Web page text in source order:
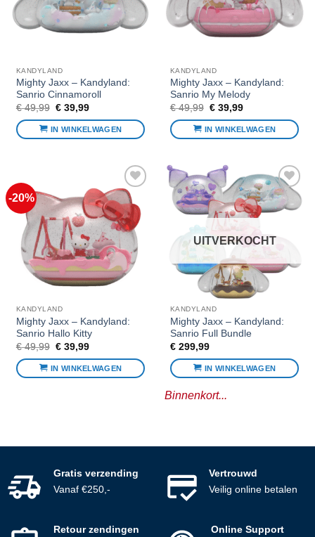
KANDYLAND
Mighty Jaxx – Kandyland:
Sanrio Cinnamoroll
€49,99 Oorspronkelijke
was:
€ 49,99.
€39,99Huidige
is:
€ 39,99.
IN WINKELWAGEN
KANDYLAND
Mighty Jaxx – Kandyland:
Sanrio My Melody
€49,99 Oorspronkelijke
was:
€ 49,99.
€39,99Huidige
is:
€ 39,99.
IN WINKELWAGEN
-20%
Voeg toe
aan
favorieten
KANDYLAND
Mighty Jaxx – Kandyland:
Sanrio Hallo Kitty
€49,99 Oorspronkelijke
was:
€ 49,99.
€39,99Huidige
is:
€ 39,99.
IN WINKELWAGEN
Voeg toe
aan
favorieten
UITVERKOCHT
KANDYLAND
Mighty Jaxx – Kandyland:
Sanrio Full Bundle
€299,99
IN WINKELWAGEN
Binnenkort...
Gratis verzending
Vanaf €250,-
Vertrouwd
Veilig online betalen
Retour zendingen
Online Support